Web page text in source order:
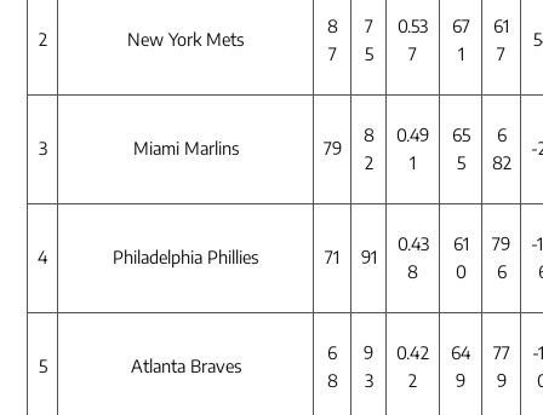
2 New York Mets
8
7
7
5
0.53
7
67
1
61
7
3 Miami Marlins 79
8
2
0.49
1
65
5
6
82
-
4 Philadelphia Phillies 71 91
0.43
8
61
0
79
6
-
5 Atlanta Braves
6
8
9
3
0.42
2
64
9
77
9
-